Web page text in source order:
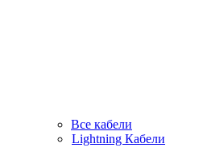
Все кабели
Lightning Кабели